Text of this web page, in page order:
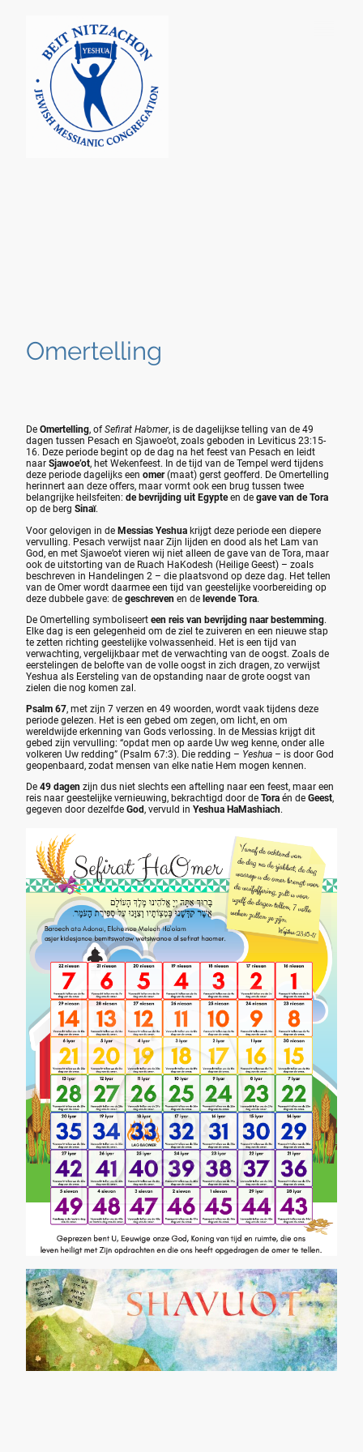
Omertelling
De Omertelling, ofSefirat Ha’omer, is de dagelijkse telling van de 49
dagen tussen Pesach en Sjawoe’ot, zoals geboden in Leviticus 23:15-
16. Deze periode begint op de dag na het feest van Pesach en leidt
naar Sjawoe’ot, het Wekenfeest. In de tijd van de Tempel werd tijdens
deze periode dagelijks een omer(maat) gerst geofferd. De Omertelling
herinnert aan deze offers, maar vormt ook een brug tussen twee
belangrijke heilsfeiten: de bevrijding uit Egypteen de gave van de Tora
op de berg Sinaï.
Voor gelovigen in de Messias Yeshua krijgt deze periode een diepere
vervulling. Pesach verwijst naar Zijn lijden en dood als het Lam van
God, en met Sjawoe’ot vieren wij niet alleen de gave van de Tora, maar
ook de uitstorting van de Ruach HaKodesh (Heilige Geest) – zoals
beschreven in Handelingen 2 – die plaatsvond op deze dag. Het tellen
van de Omer wordt daarmee een tijd van geestelijke voorbereiding op
deze dubbele gave: de geschreven en de levende Tora.
De Omertelling symboliseert een reis van bevrijding naar bestemming.
Elke dag is een gelegenheid om de ziel te zuiveren en een nieuwe stap
te zetten richting geestelijke volwassenheid. Het is een tijd van
verwachting, vergelijkbaar met de verwachting van de oogst. Zoals de
eerstelingen de belofte van de volle oogst in zich dragen, zo verwijst
Yeshua als Eersteling van de opstanding naar de grote oogst van
zielen die nog komen zal.
Psalm 67, met zijn 7 verzen en 49 woorden, wordt vaak tijdens deze
periode gelezen. Het is een gebed om zegen, om licht, en om
wereldwijde erkenning van Gods verlossing. In de Messias krijgt dit
gebed zijn vervulling: “opdat men op aarde Uw weg kenne, onder alle
volkeren Uw redding” (Psalm 67:3). Die redding – Yeshua – is door God
geopenbaard, zodat mensen van elke natie Hem mogen kennen.
De 49 dagen zijn dus niet slechts een aftelling naar een feest, maar een
reis naar geestelijke vernieuwing, bekrachtigd door de Tora én de Geest,
gegeven door dezelfde God, vervuld in Yeshua HaMashiach.